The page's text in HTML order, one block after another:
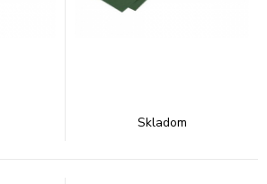
Skladom